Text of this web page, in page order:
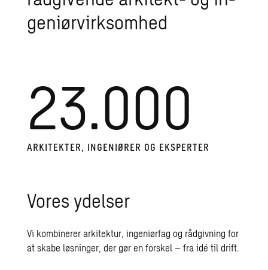
ge­ni­ør­virk­som­hed
23.000
AR­KI­TEK­TER, IN­GE­NI­Ø­RER OG EKS­PER­TER
Vores ydelser
Vi kombinerer arkitektur, ingeniørfag og rådgivning for
at skabe løsninger, der gør en forskel – fra idé til drift.